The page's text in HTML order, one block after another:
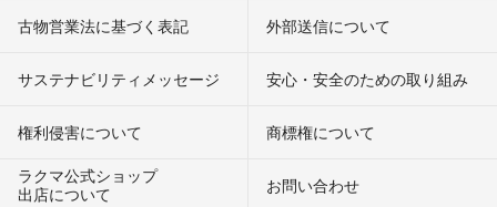
古物営業法に基づく表記 外部送信について
サステナビリティメッセージ 安心・安全のための取り組み
権利侵害について
商標権について
ラクマ公式ショップ
出店について
お問い合わせ